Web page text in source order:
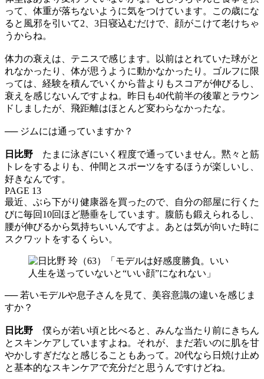
って、体重が落ちないように気をつけています。この歳にな
ると風邪を引いて2、3日寝込むだけで、顔がこけて老けちゃ
うからね。
体力の衰えは、テニスで感じます。以前はとれていた球がと
れなかったり、体が思うように動かなかったり。ゴルフに限
っては、経験を積んでいくから昔よりもスコアが伸びるし、
衰えを感じないんですよね。昨日も40代前半の後輩とラウン
ドしましたが、飛距離はほとんど変わらなかったな。
── ジムには通っていますか？
日比野 たまに泳ぎにいく程度で通っていません。黙々と筋
トレをするよりも、仲間とスポーツをするほうが楽しいし、
好きなんです。
PAGE 13
最近、ぶら下がり健康器を買ったので、自分の部屋に行くた
びに毎回10回ほど懸垂をしています。腹筋も鍛えられるし、
腰が伸びるから気持ちいいんですよ。あとは気が向いた時に
スクワットをするくらい。
── 若いモデルや息子さんを見て、美容意識の違いを感じま
すか？
日比野 僕らが若い頃と比べると、みんな当たり前にきちん
とスキンケアしていますよね。それが、まだ若いのに肌を甘
やかしすぎだなと感じることもあって。20代なら日焼け止め
と基本的なスキンケアで充分だと思うんですけどね。